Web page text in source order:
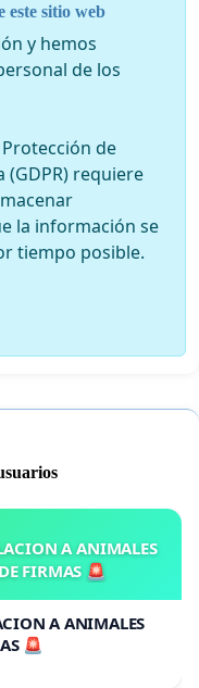
sitio web
y hemos
de los
de
(GDPR) requiere
la información se
tiempo posible.
A ANIMALES
FIRMAS 🚨
A ANIMALES
🚨